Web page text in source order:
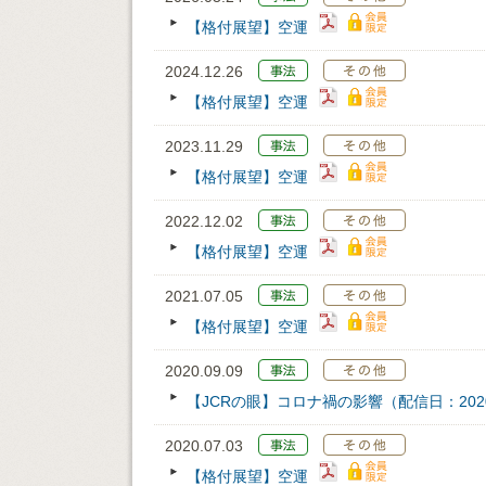
【格付展望】空運
2024.12.26
【格付展望】空運
2023.11.29
【格付展望】空運
2022.12.02
【格付展望】空運
2021.07.05
【格付展望】空運
2020.09.09
【JCRの眼】コロナ禍の影響（配信日：
2020.07.03
【格付展望】空運